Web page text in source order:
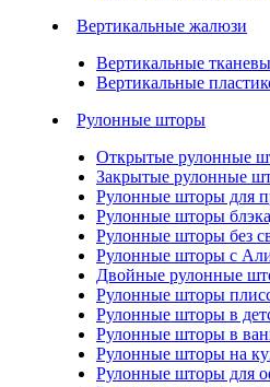
Вертикальные жалюзи
Вертикальные
Вертикальные
Рулонные шторы
Открытые рулонные
Закрытые рулонные
Рулонные шторы для
Рулонные шторы
Рулонные шторы без
Рулонные шторы с
Двойные рулонные
Рулонные шторы
Рулонные шторы в
Рулонные шторы в
Рулонные шторы на
Рулонные шторы для